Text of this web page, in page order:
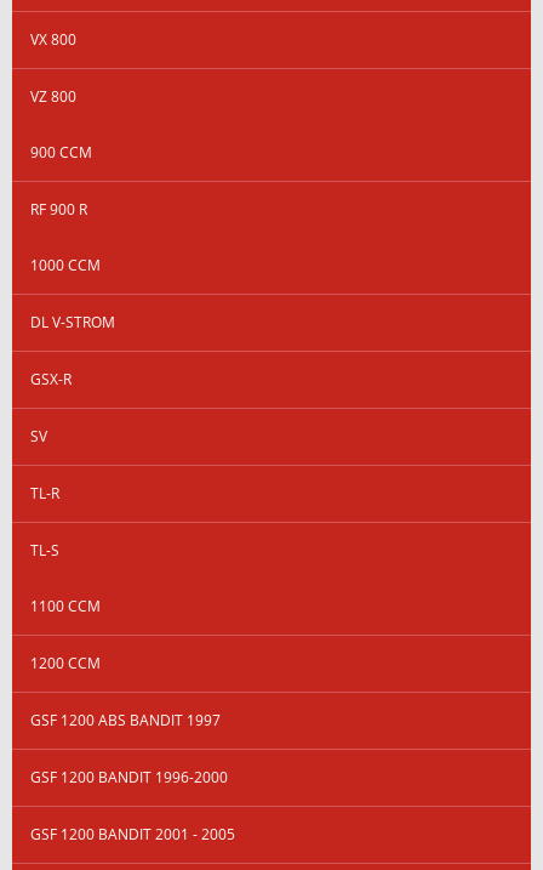
VX 800
VZ 800
900 CCM
RF 900 R
1000 CCM
DL V-STROM
GSX-R
SV
TL-R
TL-S
1100 CCM
1200 CCM
GSF 1200 ABS BANDIT 1997
GSF 1200 BANDIT 1996-2000
GSF 1200 BANDIT 2001 - 2005